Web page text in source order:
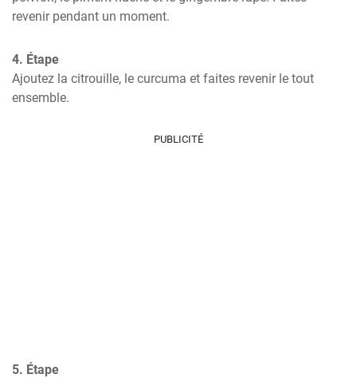
revenir pendant un moment.
4. Étape
Ajoutez la citrouille, le curcuma et faites revenir le tout
ensemble.
PUBLICITÉ
5. Étape